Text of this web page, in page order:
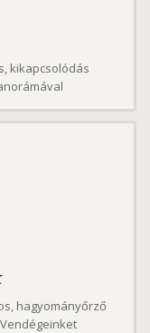
kikapcsolódás
hagyományőrző